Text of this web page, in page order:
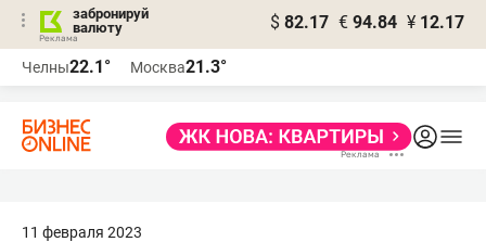
забронируй
валюту
$ 82.17 € 94.84 ¥ 12.17
Челны22.1° Москва21.3°
11 февраля 2023